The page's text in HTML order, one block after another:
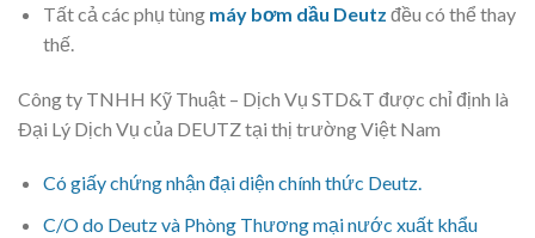
Tất cả các phụ tùng máy bơm dầu Deutz đều có thể thay
thế.
Công ty TNHH Kỹ Thuật – Dịch Vụ STD&T được chỉ định là
Ðại Lý Dịch Vụ của DEUTZ tại thị trường Việt Nam
Có giấy chứng nhận đại diện chính thức Deutz.
C/O do Deutz và Phòng Thương mại nước xuất khẩu